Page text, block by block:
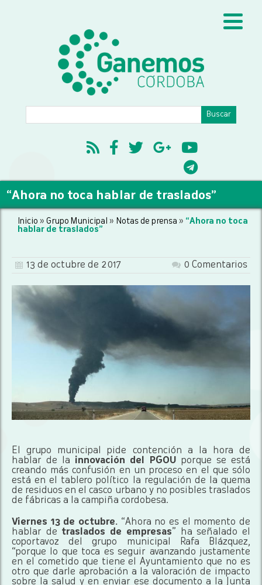
“Ahora no toca hablar de traslados”
Inicio » Grupo Municipal » Notas de prensa » “Ahora no toca
hablar de traslados”
13 de octubre de 2017 0 Comentarios
El grupo municipal pide contención a la hora de
hablar de la innovación del PGOU porque se está
creando más confusión en un proceso en el que sólo
está en el tablero político la regulación de la quema
de residuos en el casco urbano y no posibles traslados
de fábricas a la campiña cordobesa.
Viernes 13 de octubre. “Ahora no es el momento de
hablar de traslados de empresas” ha señalado el
coportavoz del grupo municipal Rafa Blázquez,
“porque lo que toca es seguir avanzando justamente
en el cometido que tiene el Ayuntamiento que no es
otro que darle aprobación a la valoración de impacto
sobre la salud y en enviar ese documento a la Junta